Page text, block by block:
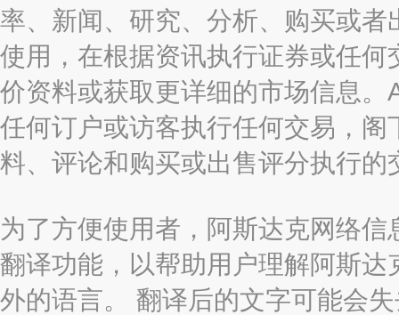
率、新闻、研究、分析、购买或
使用，在根据资讯执行证券或任
价资料或获取更详细的市场信息
任何订户或访客执行任何交易，
料、评论和购买或出售评分执行的
为了方便使用者，阿斯达克网络
翻译功能，以帮助用户理解阿斯
外的语言。 翻译后的文字可能会